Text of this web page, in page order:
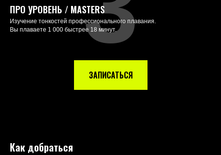
ПРО УРОВЕНЬ / MASTERS
Изучение тонкостей профессионального плавания.
Вы плаваете 1 000 быстрее 18 минут.
ЗАПИСАТЬСЯ
Как добраться